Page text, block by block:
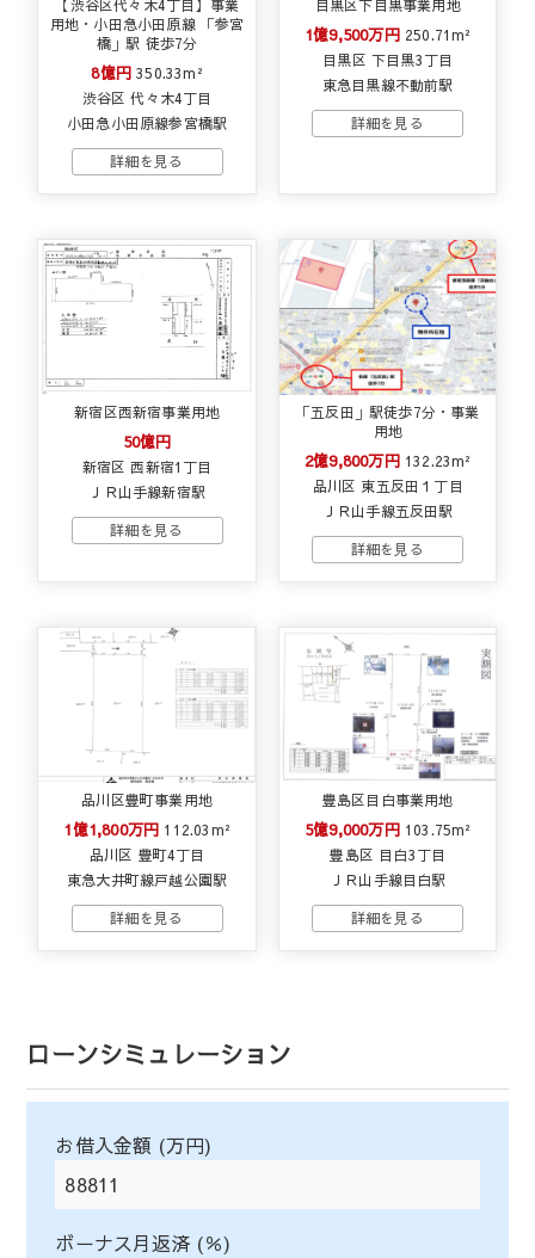
【渋谷区代々木4丁目】事業
用地・小田急小田原線 「参宮
橋」駅 徒歩7分
8億円350.33m²
渋谷区 代々木4丁目
小田急小田原線参宮橋駅
目黒区下目黒事業用地
1億9,500万円 250.71m²
目黒区 下目黒3丁目
東急目黒線不動前駅
新宿区西新宿事業用地
50億円
新宿区 西新宿1丁目
ＪＲ山手線新宿駅
「五反田」駅徒歩7分・事業
用地
2億9,800万円 132.23m²
品川区 東五反田１丁目
ＪＲ山手線五反田駅
品川区豊町事業用地
1億1,800万円 112.03m²
品川区 豊町4丁目
東急大井町線戸越公園駅
豊島区目白事業用地
5億9,000万円 103.75m²
豊島区 目白3丁目
ＪＲ山手線目白駅
ローンシミュレーション
お借入金額 (万円)
ボーナス月返済 (％)